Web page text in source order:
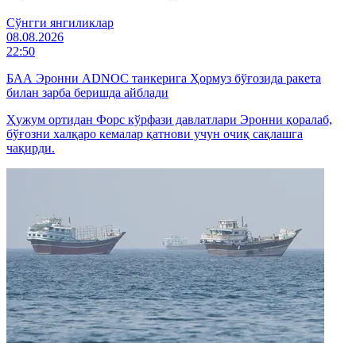
Cўнгги янгиликлар
08.08.2026
22:50
БАА Эронни ADNOC танкерига Ҳормуз бўғозида ракета
билан зарба беришда айблади
Ҳужум ортидан Форс кўрфази давлатлари Эронни қоралаб,
бўғозни халқаро кемалар қатнови учун очиқ сақлашга
чақирди.